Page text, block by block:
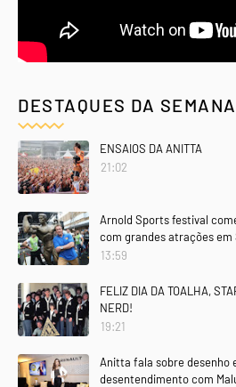
DESTAQUES DA
ENSAIOS DA ANITTA
21:02
Arnold Sports festival
com grandes atrações em
13:59
FELIZ DIA DA TOALHA,
NERD!
19:21
Anitta fala sobre desenho
desentendimento com